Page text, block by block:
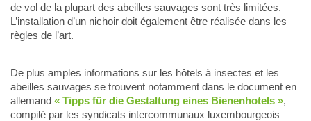
de vol de la plupart des abeilles sauvages sont très limitées.
L’installation d’un nichoir doit également être réalisée dans les
règles de l’art.
De plus amples informations sur les hôtels à insectes et les
abeilles sauvages se trouvent notamment dans le document en
allemand « Tipps für die Gestaltung eines Bienenhotels »,
compilé par les syndicats intercommunaux luxembourgeois